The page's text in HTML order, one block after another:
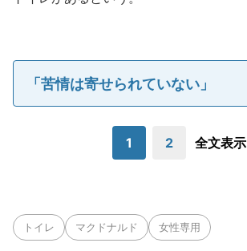
「苦情は寄せられていない」
1 2 全文表示
トイレ マクドナルド 女性専用